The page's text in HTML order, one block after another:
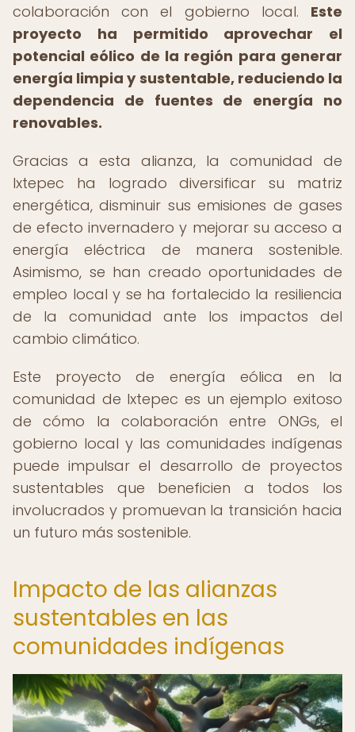
colaboración con el gobierno local. Este
proyecto ha permitido aprovechar el
potencial eólico de la región para generar
energía limpia y sustentable, reduciendo la
dependencia de fuentes de energía no
renovables.
Gracias a esta alianza, la comunidad de
Ixtepec ha logrado diversificar su matriz
energética, disminuir sus emisiones de gases
de efecto invernadero y mejorar su acceso a
energía eléctrica de manera sostenible.
Asimismo, se han creado oportunidades de
empleo local y se ha fortalecido la resiliencia
de la comunidad ante los impactos del
cambio climático.
Este proyecto de energía eólica en la
comunidad de Ixtepec es un ejemplo exitoso
de cómo la colaboración entre ONGs, el
gobierno local y las comunidades indígenas
puede impulsar el desarrollo de proyectos
sustentables que beneficien a todos los
involucrados y promuevan la transición hacia
un futuro más sostenible.
Impacto de las alianzas
sustentables en las
comunidades indígenas